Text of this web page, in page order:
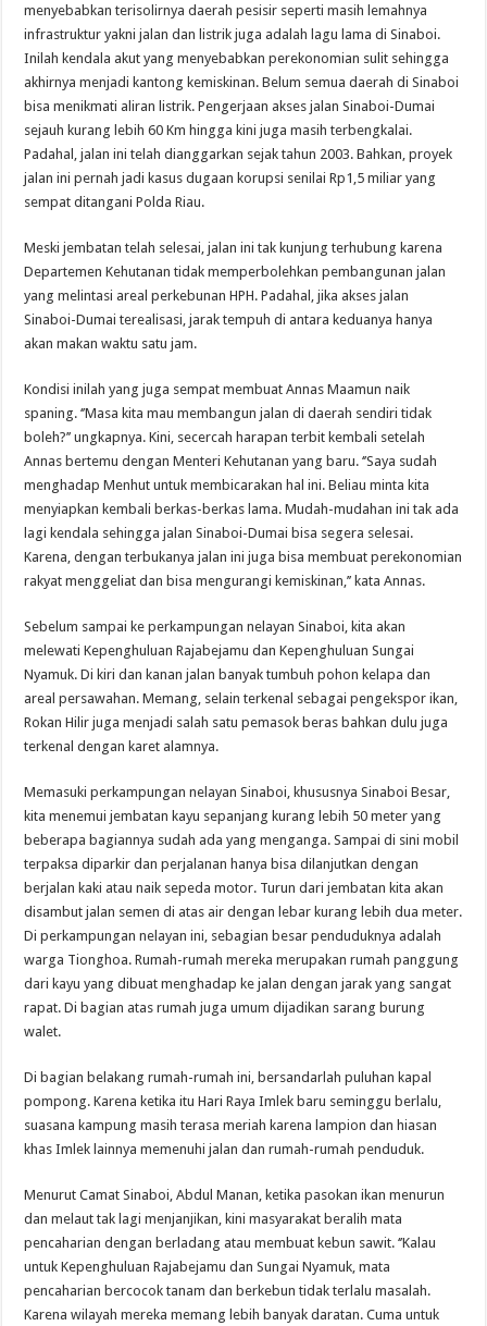
menyebabkan terisolirnya daerah pesisir seperti masih lemahnya
infrastruktur yakni jalan dan listrik juga adalah lagu lama di Sinaboi.
Inilah kendala akut yang menyebabkan perekonomian sulit sehingga
akhirnya menjadi kantong kemiskinan. Belum semua daerah di Sinaboi
bisa menikmati aliran listrik. Pengerjaan akses jalan Sinaboi-Dumai
sejauh kurang lebih 60 Km hingga kini juga masih terbengkalai.
Padahal, jalan ini telah dianggarkan sejak tahun 2003. Bahkan, proyek
jalan ini pernah jadi kasus dugaan korupsi senilai Rp1,5 miliar yang
sempat ditangani Polda Riau.
Meski jembatan telah selesai, jalan ini tak kunjung terhubung karena
Departemen Kehutanan tidak memperbolehkan pembangunan jalan
yang melintasi areal perkebunan HPH. Padahal, jika akses jalan
Sinaboi-Dumai terealisasi, jarak tempuh di antara keduanya hanya
akan makan waktu satu jam.
Kondisi inilah yang juga sempat membuat Annas Maamun naik
spaning. ‘’Masa kita mau membangun jalan di daerah sendiri tidak
boleh?’’ ungkapnya. Kini, secercah harapan terbit kembali setelah
Annas bertemu dengan Menteri Kehutanan yang baru. ‘’Saya sudah
menghadap Menhut untuk membicarakan hal ini. Beliau minta kita
menyiapkan kembali berkas-berkas lama. Mudah-mudahan ini tak ada
lagi kendala sehingga jalan Sinaboi-Dumai bisa segera selesai.
Karena, dengan terbukanya jalan ini juga bisa membuat perekonomian
rakyat menggeliat dan bisa mengurangi kemiskinan,’’ kata Annas.
Sebelum sampai ke perkampungan nelayan Sinaboi, kita akan
melewati Kepenghuluan Rajabejamu dan Kepenghuluan Sungai
Nyamuk. Di kiri dan kanan jalan banyak tumbuh pohon kelapa dan
areal persawahan. Memang, selain terkenal sebagai pengekspor ikan,
Rokan Hilir juga menjadi salah satu pemasok beras bahkan dulu juga
terkenal dengan karet alamnya.
Memasuki perkampungan nelayan Sinaboi, khususnya Sinaboi Besar,
kita menemui jembatan kayu sepanjang kurang lebih 50 meter yang
beberapa bagiannya sudah ada yang menganga. Sampai di sini mobil
terpaksa diparkir dan perjalanan hanya bisa dilanjutkan dengan
berjalan kaki atau naik sepeda motor. Turun dari jembatan kita akan
disambut jalan semen di atas air dengan lebar kurang lebih dua meter.
Di perkampungan nelayan ini, sebagian besar penduduknya adalah
warga Tionghoa. Rumah-rumah mereka merupakan rumah panggung
dari kayu yang dibuat menghadap ke jalan dengan jarak yang sangat
rapat. Di bagian atas rumah juga umum dijadikan sarang burung
walet.
Di bagian belakang rumah-rumah ini, bersandarlah puluhan kapal
pompong. Karena ketika itu Hari Raya Imlek baru seminggu berlalu,
suasana kampung masih terasa meriah karena lampion dan hiasan
khas Imlek lainnya memenuhi jalan dan rumah-rumah penduduk.
Menurut Camat Sinaboi, Abdul Manan, ketika pasokan ikan menurun
dan melaut tak lagi menjanjikan, kini masyarakat beralih mata
pencaharian dengan berladang atau membuat kebun sawit. ‘’Kalau
untuk Kepenghuluan Rajabejamu dan Sungai Nyamuk, mata
pencaharian bercocok tanam dan berkebun tidak terlalu masalah.
Karena wilayah mereka memang lebih banyak daratan. Cuma untuk